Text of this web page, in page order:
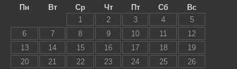
Пн
Вт Ср Чт Пт Сб
Вс
1
2 3 4
5
6
7 8 9 10 11
12
13
14 15 16 17 18
19
20
21 22 23 24 25 26